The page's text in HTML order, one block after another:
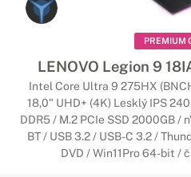
PREMIUM
LENOVO Legion 9
Intel Core Ultra 9 275HX
18,0" UHD+ (4K) Lesklý IPS
DDR5 / M.2 PCIe SSD 2000GB /
BT / USB 3.2 / USB-C 3.2 /
DVD / Win11Pro 64-bit /